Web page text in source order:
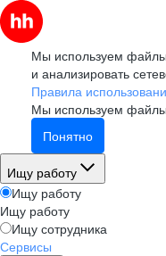
Мы используем файлы
и анализировать
Правила
Мы используем
Понятно
Ищу работу
Ищу работу
Ищу работу
Ищу сотрудника
Сервисы